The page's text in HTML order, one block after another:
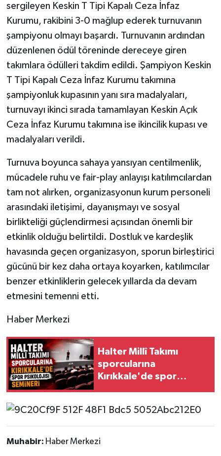
sergileyen Keskin T Tipi Kapalı Ceza İnfaz
Kurumu, rakibini 3-0 mağlup ederek turnuvanın
şampiyonu olmayı başardı. Turnuvanın ardından
düzenlenen ödül töreninde dereceye giren
takımlara ödülleri takdim edildi. Şampiyon Keskin
T Tipi Kapalı Ceza İnfaz Kurumu takımına
şampiyonluk kupasının yanı sıra madalyaları,
turnuvayı ikinci sırada tamamlayan Keskin Açık
Ceza İnfaz Kurumu takımına ise ikincilik kupası ve
madalyaları verildi.
Turnuva boyunca sahaya yansıyan centilmenlik,
mücadele ruhu ve fair-play anlayışı katılımcılardan
tam not alırken, organizasyonun kurum personeli
arasındaki iletişimi, dayanışmayı ve sosyal
birlikteliği güçlendirmesi açısından önemli bir
etkinlik olduğu belirtildi. Dostluk ve kardeşlik
havasında geçen organizasyon, sporun birleştirici
gücünü bir kez daha ortaya koyarken, katılımcılar
benzer etkinliklerin gelecek yıllarda da devam
etmesini temenni etti.
Haber Merkezi
Halter Millî Takımı
sporcularına
Kırıkkale'de spor
Muhabir: Haber Merkezi